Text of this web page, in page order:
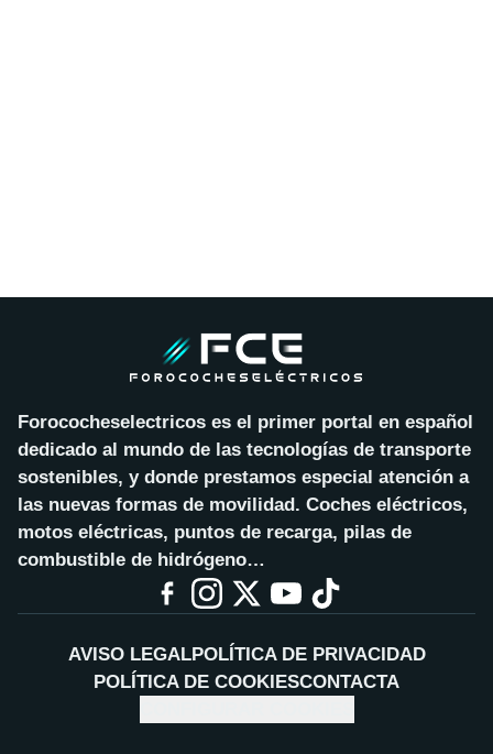
Forococheselectricos es el primer portal en español
dedicado al mundo de las tecnologías de transporte
sostenibles, y donde prestamos especial atención a
las nuevas formas de movilidad. Coches eléctricos,
motos eléctricas, puntos de recarga, pilas de
combustible de hidrógeno…
AVISO LEGALPOLÍTICA DE PRIVACIDAD
POLÍTICA DE COOKIESCONTACTA